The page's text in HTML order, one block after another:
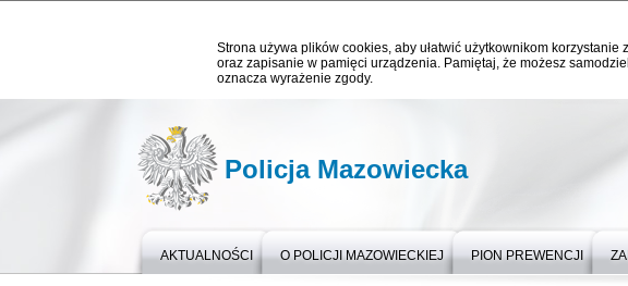
Strona używa plików cookies, aby ułatwić użytkownikom
oraz zapisanie w pamięci urządzenia. Pamiętaj, że możesz
oznacza wyrażenie zgody.
Policja Mazowiecka
AKTUALNOŚCI O POLICJI MAZOWIECKIEJ PION PREWENCJI